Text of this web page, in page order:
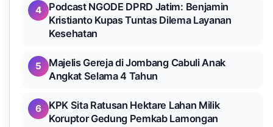
4
Podcast NGODE DPRD Jatim: Benjamin
Kristianto Kupas Tuntas Dilema Layanan
Kesehatan
5
Majelis Gereja di Jombang Cabuli Anak
Angkat Selama 4 Tahun
6
KPK Sita Ratusan Hektare Lahan Milik
Koruptor Gedung Pemkab Lamongan